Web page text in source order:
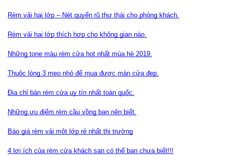
Rèm vải hai lớp – Nét quyến rũ thư thái cho phòng khách.
Rèm vải hai lớp thích hợp cho không gian nào.
Những tone màu rèm cửa hot nhất mùa hè 2019.
Thuộc lòng 3 mẹo nhỏ để mua được màn cửa đẹp.
Địa chỉ bán rèm cửa uy tín nhất toàn quốc.
Những ưu điểm rèm cầu vồng bạn nên biết.
Báo giá rèm vải một lớp rẻ nhất thị trường
4 lợi ích của rèm cửa khách sạn có thể bạn chưa biết!!!